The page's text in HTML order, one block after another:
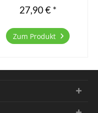
empfehlen. Für
Elfenbein nicht
ohne Licht schneller
vergilben. Sehr gute
27,90 € *
Zum Produkt